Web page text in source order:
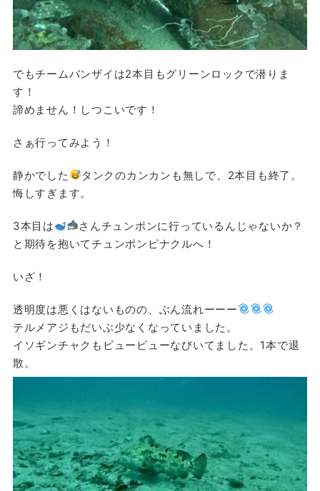
でもチームバンザイは2本目もグリーンロックで潜りま
す！
諦めません！しつこいです！
さぁ行ってみよう！
静かでした
タンクのカンカンも無しで、2本目も終了。
悔しすぎます。
3本目は
さんチュンポンに行っているんじゃないか？
と期待を抱いてチュンポンピナクルへ！
いざ！
透明度は悪くはないものの、ぶん流れーーー
テルメアジもだいぶ少なくなっていました。
イソギンチャクもビュービューなびいてました。1本で退
散。